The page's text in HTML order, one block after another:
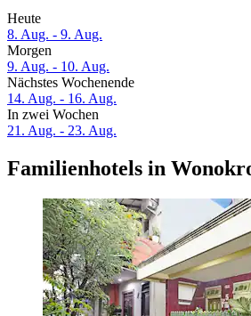
Heute
8. Aug. - 9. Aug.
Morgen
9. Aug. - 10. Aug.
Nächstes Wochenende
14. Aug. - 16. Aug.
In zwei Wochen
21. Aug. - 23. Aug.
Familienhotels in